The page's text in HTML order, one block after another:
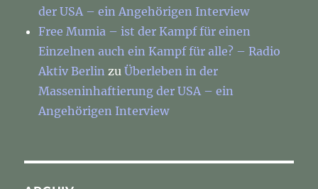
der USA – ein Angehörigen Interview
Free Mumia – ist der Kampf für einen
Einzelnen auch ein Kampf für alle? – Radio
Aktiv Berlin zuÜberleben in der
Masseninhaftierung der USA – ein
Angehörigen Interview